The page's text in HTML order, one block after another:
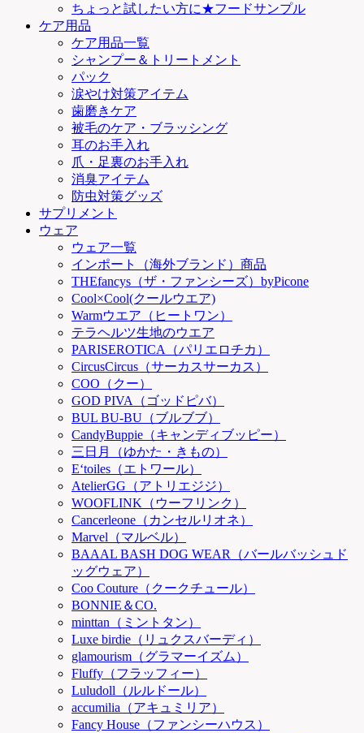
ちょっと試したい方に★フードサンプル
ケア用品
ケア用品一覧
シャンプー＆トリートメント
パック
涙やけ対策アイテム
歯磨きケア
被毛のケア・ブラッシング
耳のお手入れ
爪・足裏のお手入れ
消臭アイテム
防虫対策グッズ
サプリメント
ウェア
ウェア一覧
インポート（海外ブランド）商品
THEfancys（ザ・ファンシーズ）byPicone
Cool×Cool(クールウエア)
Warmウエア（ヒートワン）
テラヘルツ生地のウエア
PARISEROTICA（パリエロチカ）
CircusCircus（サーカスサーカス）
COO（クー）
GOD PIVA（ゴッドピバ）
BUL BU-BU（ブルブブ）
CandyBuppie（キャンディブッピー）
三日月（ゆかた・きもの）
E‘toiles（エトワール）
AtelierGG（アトリエジジ）
WOOFLINK（ウーフリンク）
Cancerleone（カンセルリオネ）
Marvel（マルベル）
BAAAL BASH DOG WEAR（バールバッシュド
ッグウェア）
Coo Couture（クークチュール）
BONNIE＆CO.
minttan（ミントタン）
Luxe birdie（リュクスバーディ）
glamourism（グラマーイズム）
Fluffy（フラッフィー）
Luludoll（ルルドール）
accumilia（アキュミリア）
Fancy House（ファンシーハウス）